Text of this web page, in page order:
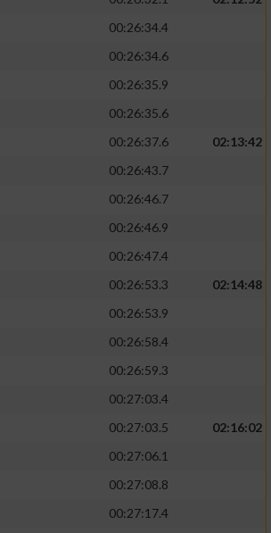
00:26:34.4
00:26:34.6
00:26:35.9
00:26:35.6
00:26:37.6
02:13:42
00:26:43.7
00:26:46.7
00:26:46.9
00:26:47.4
00:26:53.3
02:14:48
00:26:53.9
00:26:58.4
00:26:59.3
00:27:03.4
00:27:03.5
02:16:02
00:27:06.1
00:27:08.8
00:27:17.4